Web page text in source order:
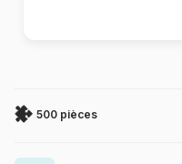
500 pièces